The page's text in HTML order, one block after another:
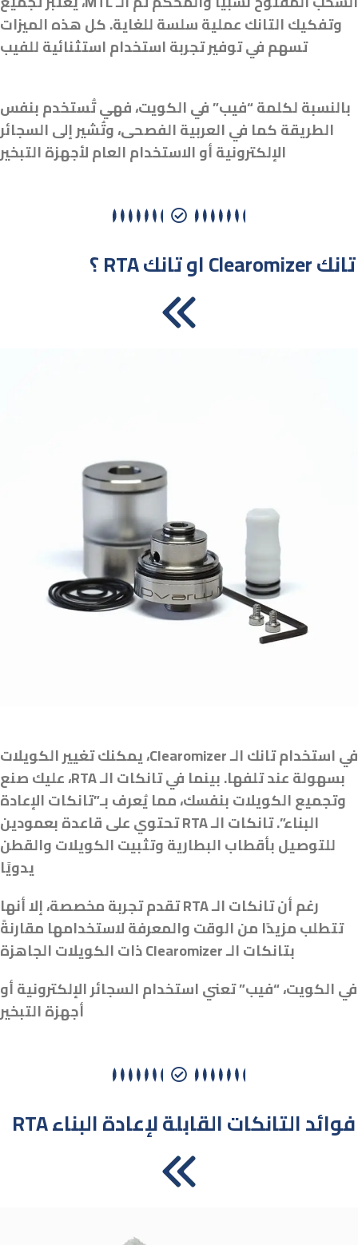
وتفكيك التانك عملية سلسة للغاية. كل هذه الميزات
تسهم في توفير تجربة استخدام استثنائية للفيب
بالنسبة لكلمة “فيب” في الكويت، فهي تُستخدم بنفس
الطريقة كما في العربية الفصحى، وتُشير إلى السجائر
الإلكترونية أو الاستخدام العام لأجهزة التبخير
؟ RTA او تانك Clearomizer تانك
في استخدام تانك الـ Clearomizer، يمكنك تغيير الكويلات
بسهولة عند تلفها. بينما في تانكات الـ RTA، عليك صنع
وتجميع الكويلات بنفسك، مما يُعرف بـ”تانكات الإعادة
البناء”. تانكات الـ RTA تحتوي على قاعدة بعمودين
للتوصيل بأقطاب البطارية وتثبيت الكويلات والقطن
يدويًا
رغم أن تانكات الـ RTA تقدم تجربة مخصصة، إلا أنها
تتطلب مزيدًا من الوقت والمعرفة لاستخدامها مقارنةً
بتانكات الـ Clearomizer ذات الكويلات الجاهزة
في الكويت، “فيب” تعني استخدام السجائر الإلكترونية أو
أجهزة التبخير
RTA فوائد التانكات القابلة لإعادة البناء